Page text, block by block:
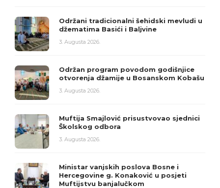
Održani tradicionalni šehidski mevludi u
džematima Basići i Baljvine
3. Augusta 2026.
Održan program povodom godišnjice
otvorenja džamije u Bosanskom Kobašu
3. Augusta 2026.
Muftija Smajlović prisustvovao sjednici
Školskog odbora
3. Augusta 2026.
Ministar vanjskih poslova Bosne i
Hercegovine g. Konaković u posjeti
Muftijstvu banjalučkom